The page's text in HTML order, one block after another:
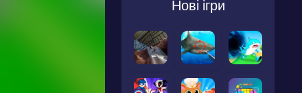
Нові ігри